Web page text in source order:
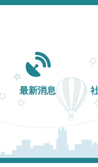
Main navigation
最新消息